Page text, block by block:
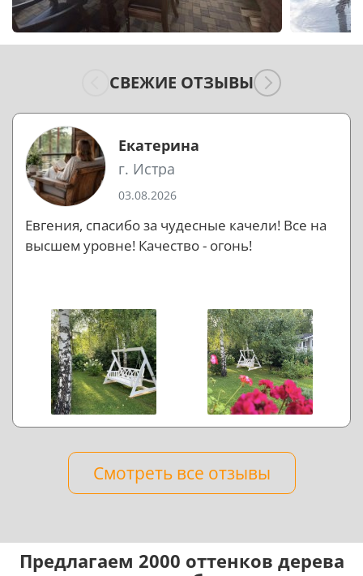
СВЕЖИЕ ОТЗЫВЫ
Екатерина
г. Истра
03.08.2026
Евгения, спасибо за чудесные качели! Все на
высшем уровне! Качество - огонь!
Смотреть все отзывы
Предлагаем 2000 оттенков дерева